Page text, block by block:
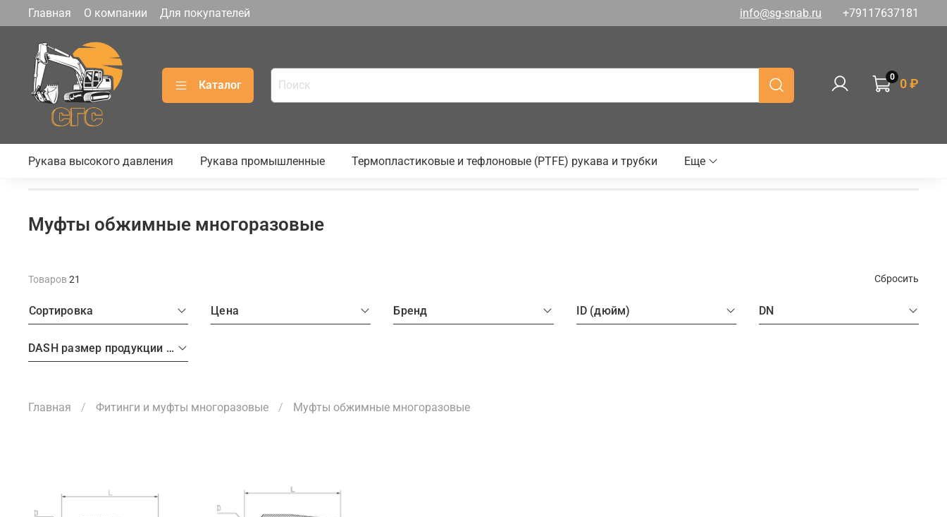
Главная О компании Для покупателей info@sg-snab.ru +79117637181
Каталог
0 0 ₽
Рукава высокого давления Рукава промышленные Термопластиковые и тефлоновые (PTFE) рукава и трубки Еще
Муфты обжимные многоразовые
Товаров 21 Сбросить
Сортировка Цена Бренд ID (дюйм) DN
DASH размер продукции (рукава, фитинги, TC)
Главная Фитинги и муфты многоразовые Муфты обжимные многоразовые